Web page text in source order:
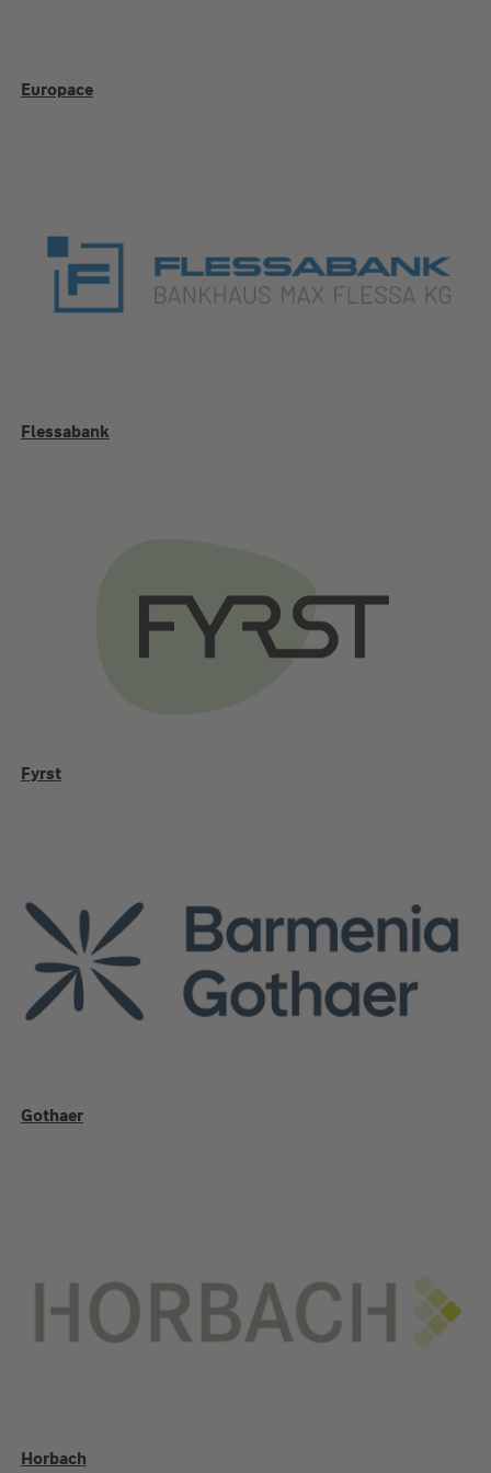
Europace
Flessabank
Fyrst
Gothaer
Horbach